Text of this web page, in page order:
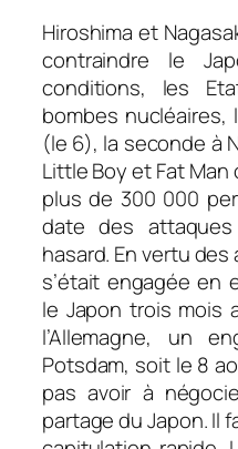
Hiroshima et
contraindre le
conditions, les
bombes nucléaires,
(le 6), la seconde à
Little Boy et Fat
plus de 300 000
date des
hasard. En vertu des
s’était engagée en
le Japon trois mois
l’Allemagne, un
Potsdam, soit le 8
pas avoir à
partage du Japon. Il